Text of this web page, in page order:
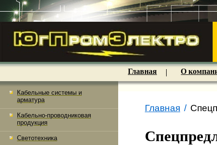
Кабельные системы и
арматура
Кабельно-проводниковая
продукция
Светотехника
Главная О
Главная /